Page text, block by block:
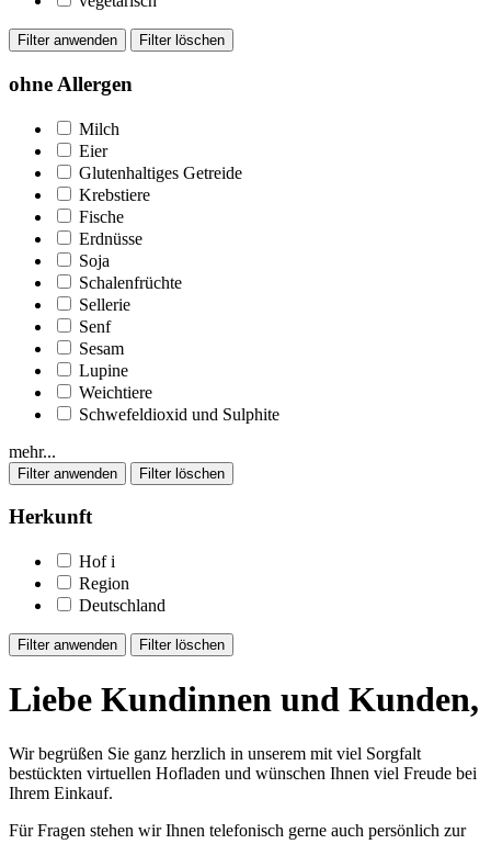
ohne Allergen
Milch
Eier
Glutenhaltiges Getreide
Krebstiere
Fische
Erdnüsse
Soja
Schalenfrüchte
Sellerie
Senf
Sesam
Lupine
Weichtiere
Schwefeldioxid und Sulphite
mehr...
Herkunft
Hof i
Region
Deutschland
Liebe Kundinnen und Kunden,
Wir begrüßen Sie ganz herzlich in unserem mit viel Sorgfalt
bestückten virtuellen Hofladen und wünschen Ihnen viel Freude bei
Ihrem Einkauf.
Für Fragen stehen wir Ihnen telefonisch gerne auch persönlich zur